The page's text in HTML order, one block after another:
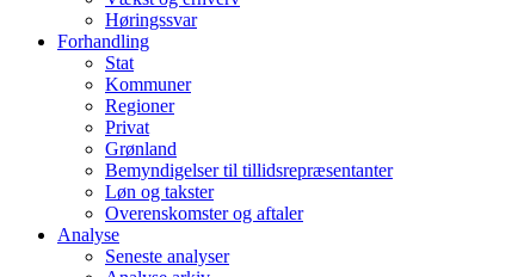
Høringssvar
Forhandling
Stat
Kommuner
Regioner
Privat
Grønland
Bemyndigelser til tillidsrepræsentanter
Løn og takster
Overenskomster og aftaler
Analyse
Seneste analyser